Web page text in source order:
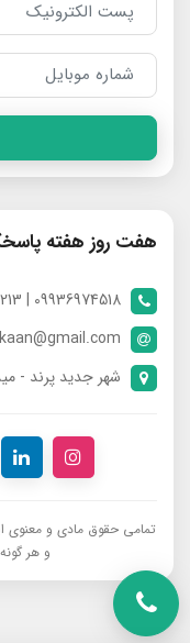
هفت روز هفته
09936974518 | 09024929213 | 09398370112
شهر جدید پرند -
تمامی حقوق مادی و معنوی
و هر